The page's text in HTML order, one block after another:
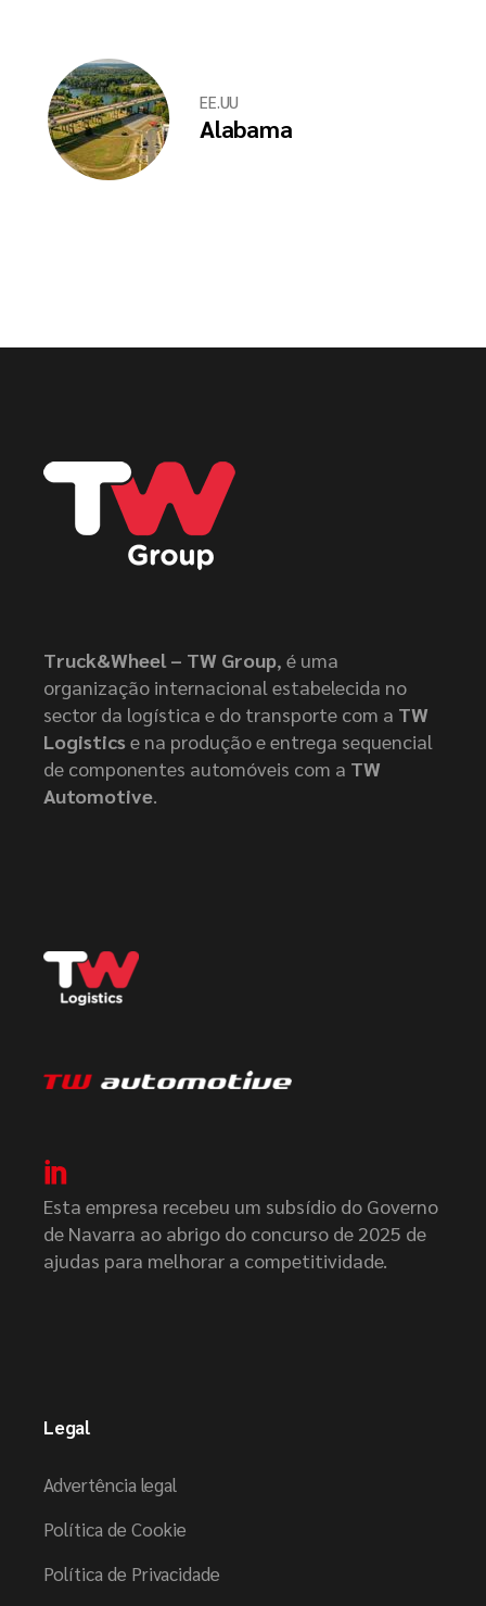
EE.UU
Alabama
Truck&Wheel – TW Group, é uma
organização internacional estabelecida no
sector da logística e do transporte com a TW
Logisticse na produção e entrega sequencial
de componentes automóveis com a TW
Automotive.
Esta empresa recebeu um subsídio do Governo
de Navarra ao abrigo do concurso de 2025 de
ajudas para melhorar a competitividade.
Legal
Advertência legal
Política de Cookie
Política de Privacidade